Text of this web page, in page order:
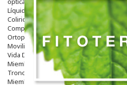
Líquidos Lentillas
Colirios
Complementos Alimentarios.
Ortopedia - Accesorios
Movilidad
Vida Diaria
Miembro Superior
Tronco
Miembro Inferior